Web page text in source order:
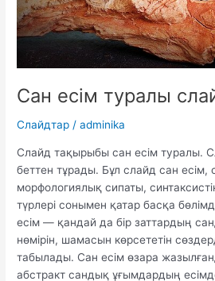
Сан есім туралы
Слайдтар /adminika
Слайд тақырыбы сан есім туралы.
беттен тұрады. Бұл слайд сан есім,
морфологиялық сипаты,
түрлері сонымен қатар басқа
есім — қандай да бір заттардың
нөмірін, шамасын көрсететін
табылады. Сан есім өзара
абстракт сандық ұғымдардың